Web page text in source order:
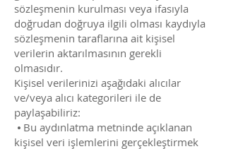
sözleşmenin kurulması veya ifasıyla
doğrudan doğruya ilgili olması kaydıyla
sözleşmenin taraflarına ait kişisel
verilerin aktarılmasının gerekli
olmasıdır.
Kişisel verilerinizi aşağıdaki alıcılar
ve/veya alıcı kategorileri ile de
paylaşabiliriz:
⦁ Bu aydınlatma metninde açıklanan
kişisel veri işlemlerini gerçekleştirmek